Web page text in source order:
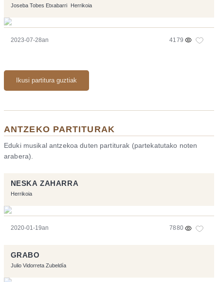
Joseba Tobes Etxabarri Herrikoia
2023-07-28an 4179
Ikusi partitura guztiak
ANTZEKO PARTITURAK
Eduki musikal antzekoa duten partiturak (partekatutako noten
arabera).
NESKA ZAHARRA
Herrikoia
2020-01-19an 7880
GRABO
Julio Vidorreta Zubeldía